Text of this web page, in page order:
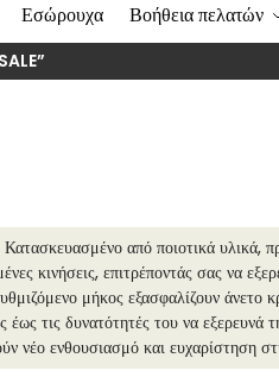
Εσώρουχα Βοήθεια πελατών
από ποιοτικά υλικά,
κινήσεις, επιτρέποντάς σας να
μήκος εξασφαλίζουν άνετο
έως τις δυνατότητές του να εξερευνά
νέο ενθουσιασμό και ευχαρίστηση